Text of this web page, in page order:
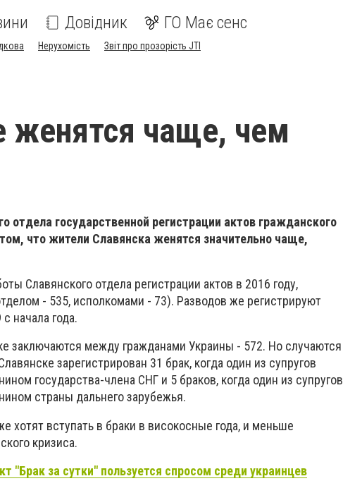
Довідник ГО Має сенс
Нерухомість Звіт про прозорість JTI
женятся чаще, чем
отдела государственной регистрации актов гражданского
что жители Славянска женятся значительно чаще,
Славянского отдела регистрации актов в 2016 году,
- 535, исполкомами - 73). Разводов же регистрируют
начала года.
заключаются между гражданами Украины - 572. Но случаются
зарегистрирован 31 брак, когда один из супругов
государства-члена СНГ и 5 браков, когда один из супругов
страны дальнего зарубежья.
хотят вступать в браки в високосные года, и меньше
кризиса.
"Брак за сутки" пользуется спросом среди украинцев